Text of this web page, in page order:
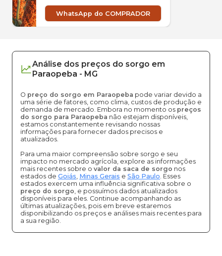
WhatsApp do COMPRADOR
Análise dos preços do sorgo em
Paraopeba - MG
O preço do sorgo em Paraopeba pode variar devido a
uma série de fatores, como clima, custos de produção e
demanda de mercado. Embora no momento os preços
do sorgo para Paraopeba não estejam disponíveis,
estamos constantemente revisando nossas
informações para fornecer dados precisos e
atualizados.
Para uma maior compreensão sobre sorgo e seu
impacto no mercado agrícola, explore as informações
mais recentes sobre o valor da saca de sorgo nos
estados de Goiás, Minas Gerais e São Paulo. Esses
estados exercem uma influência significativa sobre o
preço do sorgo, e possuímos dados atualizados
disponíveis para eles. Continue acompanhando as
últimas atualizações, pois em breve estaremos
disponibilizando os preços e análises mais recentes para
a sua região.